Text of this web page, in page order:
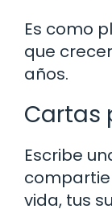
Es como
que
años.
Cartas
Escribe
vida, tus